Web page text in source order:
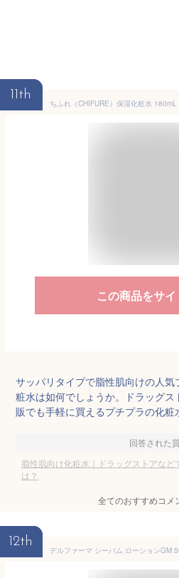
11th
この商品をサ
サッパリタイプで脂性肌向けの人
粧水は如何でしょうか。ドラッグ
販でも手軽に買えるプチプラの化粧
回答された
脂性肌向け化粧水｜ドラッグストアな
は？
全てのおすすめコメ
12th